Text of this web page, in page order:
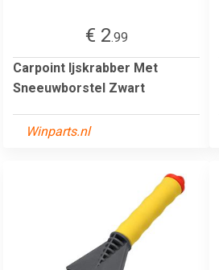
€ 2.99
Carpoint Ijskrabber Met
Sneeuwborstel Zwart
Winparts.nl